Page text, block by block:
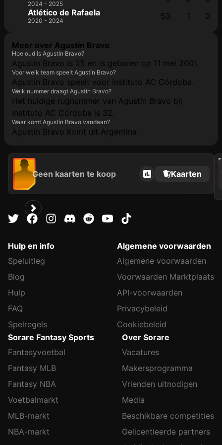
2024 - 2025
Atlético de Rafaela
2020 - 2024 53 1 0
Meer over Agustín Bravo
Hoe oud is Agustín Bravo?
Agustín Bravo is 25 en is geboren op 11 mei 2001.
Voor welk team speelt Agustín Bravo?
Agustín Bravo speelt voor Instituto AC Córdoba.
Welk nummer draagt Agustín Bravo?
Het huidige rugnummer van Agustín Bravo bij
Instituto AC Córdoba is 32.
Waar komt Agustín Bravo vandaan?
Agustín Bravo komt uit Argentina.
Geen kaarten te koop Kaarten
2024
Hulp en info
Speluitleg
Blog
Hulp
FAQ
Spelregels
Algemene voorwaarden
Algemene voorwaarden
Voorwaarden Marktplaats
API-voorwaarden
Privacybeleid
Cookiebeleid
Sorare Fantasy Sports
Fantasyvoetbal
Fantasy MLB
Fantasy NBA
Voetbalmarkt
MLB-markt
NBA-markt
Over Sorare
Vacatures
Makersprogramma
Vrienden uitnodigen
Media
Beschikbare competities
Gelicentieerde partners